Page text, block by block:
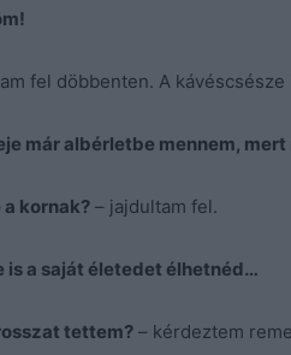
fel döbbenten. A
már albérletbe mennem,
a kornak? – jajdultam fel.
is a saját életedet élhetnéd…
tettem? – kérdeztem